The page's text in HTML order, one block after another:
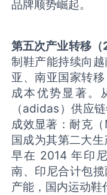
品牌顺势崛起。
第五次产业转移（
制鞋产能持续向
亚、南亚国家转移
成本优势显著。
（adidas）供应
成效显著：耐克
国成为其第二大
早在 2014 年印
南、印尼合计包
产能，国内运动鞋